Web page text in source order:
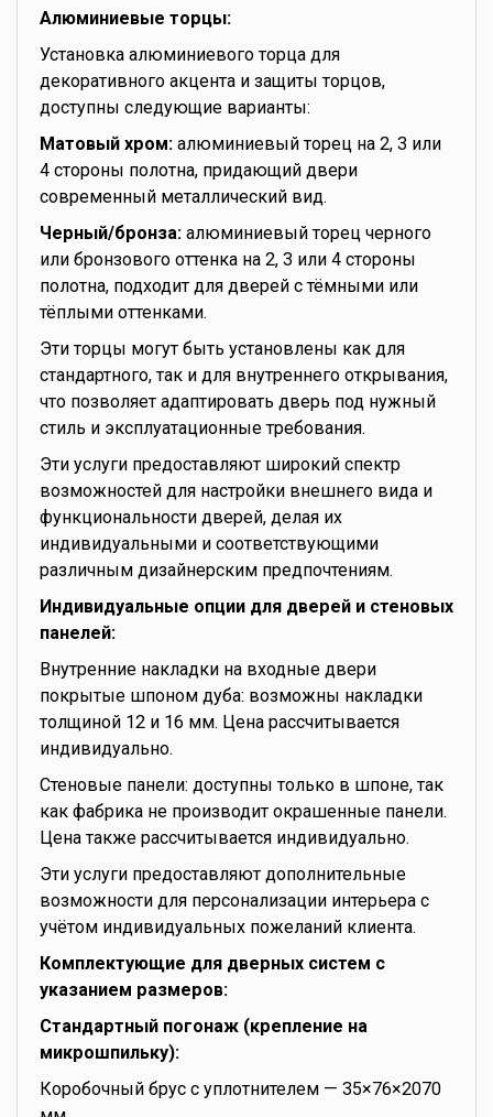
Алюминиевые торцы:
Установка алюминиевого торца для
декоративного акцента и защиты торцов,
доступны следующие варианты:
Матовый хром: алюминиевый торец на 2, 3 или
4 стороны полотна, придающий двери
современный металлический вид.
Черный/бронза: алюминиевый торец черного
или бронзового оттенка на 2, 3 или 4 стороны
полотна, подходит для дверей с тёмными или
тёплыми оттенками.
Эти торцы могут быть установлены как для
стандартного, так и для внутреннего открывания,
что позволяет адаптировать дверь под нужный
стиль и эксплуатационные требования.
Эти услуги предоставляют широкий спектр
возможностей для настройки внешнего вида и
функциональности дверей, делая их
индивидуальными и соответствующими
различным дизайнерским предпочтениям.
Индивидуальные опции для дверей и стеновых
панелей:
Внутренние накладки на входные двери
покрытые шпоном дуба: возможны накладки
толщиной 12 и 16 мм. Цена рассчитывается
индивидуально.
Стеновые панели: доступны только в шпоне, так
как фабрика не производит окрашенные панели.
Цена также рассчитывается индивидуально.
Эти услуги предоставляют дополнительные
возможности для персонализации интерьера с
учётом индивидуальных пожеланий клиента.
Комплектующие для дверных систем с
указанием размеров:
Стандартный погонаж (крепление на
микрошпильку):
Коробочный брус с уплотнителем — 35×76×2070